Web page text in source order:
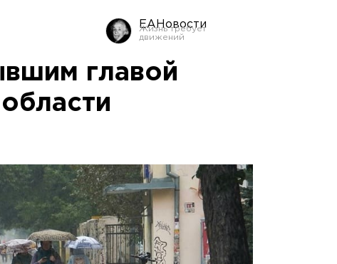
ЕАНовости
главой